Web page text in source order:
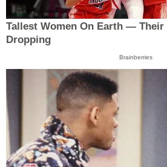
Tallest Women On Earth — Their
Dropping
Brainberries